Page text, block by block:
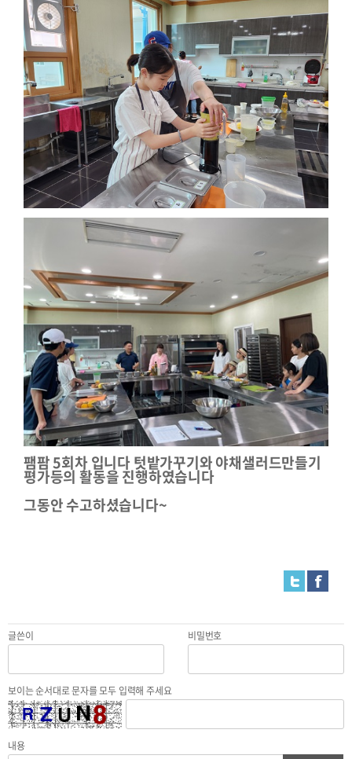
팸팜 5회차 입니다 텃밭가꾸기와 야채샐러드만들기
평가등의 활동을 진행하였습니다
그동안 수고하셨습니다~
글쓴이 비밀번호
보이는 순서대로 문자를 모두 입력해 주세요
내용